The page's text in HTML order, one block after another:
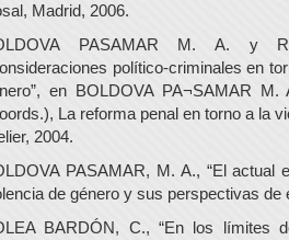
Madrid, 2006.
PASAMAR M. A. y
político-criminales en
en BOLDOVA PA¬SAMAR
La reforma penal en torno a la
2004.
PASAMAR, M. A., “El actual
de género y sus perspectivas de
BARDÓN, C., “En los límites